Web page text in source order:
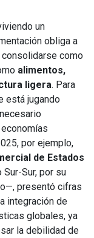
un
obliga a
consolidarse como
alimentos,
ligera. Para
está jugando
por ejemplo,
de Estados
Sur-Sur, por su
presentó cifras
integración de
globales, ya
la debilidad de